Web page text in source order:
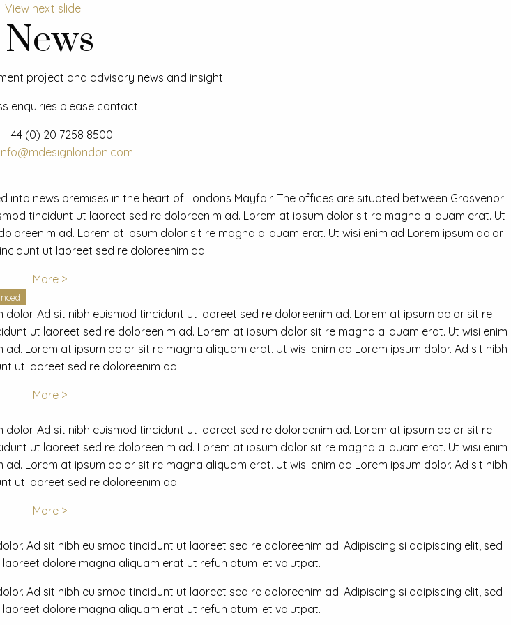
View next slide
News
project and advisory news and insight.
enquiries please contact:
+44 (0) 20 7258 8500
info@mdesignlondon.com
news premises in the heart of Londons Mayfair. The offices are situated between Grosvenor
tincidunt ut laoreet sed re doloreenim ad. Lorem at ipsum dolor sit re magna aliquam erat. Ut
ad. Lorem at ipsum dolor sit re magna aliquam erat. Ut wisi enim ad Lorem ipsum dolor.
ut laoreet sed re doloreenim ad.
More >
Ad sit nibh euismod tincidunt ut laoreet sed re doloreenim ad. Lorem at ipsum dolor sit re
ut laoreet sed re doloreenim ad. Lorem at ipsum dolor sit re magna aliquam erat. Ut wisi enim
Lorem at ipsum dolor sit re magna aliquam erat. Ut wisi enim ad Lorem ipsum dolor. Ad sit nibh
ut laoreet sed re doloreenim ad.
More >
Ad sit nibh euismod tincidunt ut laoreet sed re doloreenim ad. Lorem at ipsum dolor sit re
ut laoreet sed re doloreenim ad. Lorem at ipsum dolor sit re magna aliquam erat. Ut wisi enim
Lorem at ipsum dolor sit re magna aliquam erat. Ut wisi enim ad Lorem ipsum dolor. Ad sit nibh
ut laoreet sed re doloreenim ad.
More >
Ad sit nibh euismod tincidunt ut laoreet sed re doloreenim ad. Adipiscing si adipiscing elit, sed
dolore magna aliquam erat ut refun atum let volutpat.
Ad sit nibh euismod tincidunt ut laoreet sed re doloreenim ad. Adipiscing si adipiscing elit, sed
dolore magna aliquam erat ut refun atum let volutpat.